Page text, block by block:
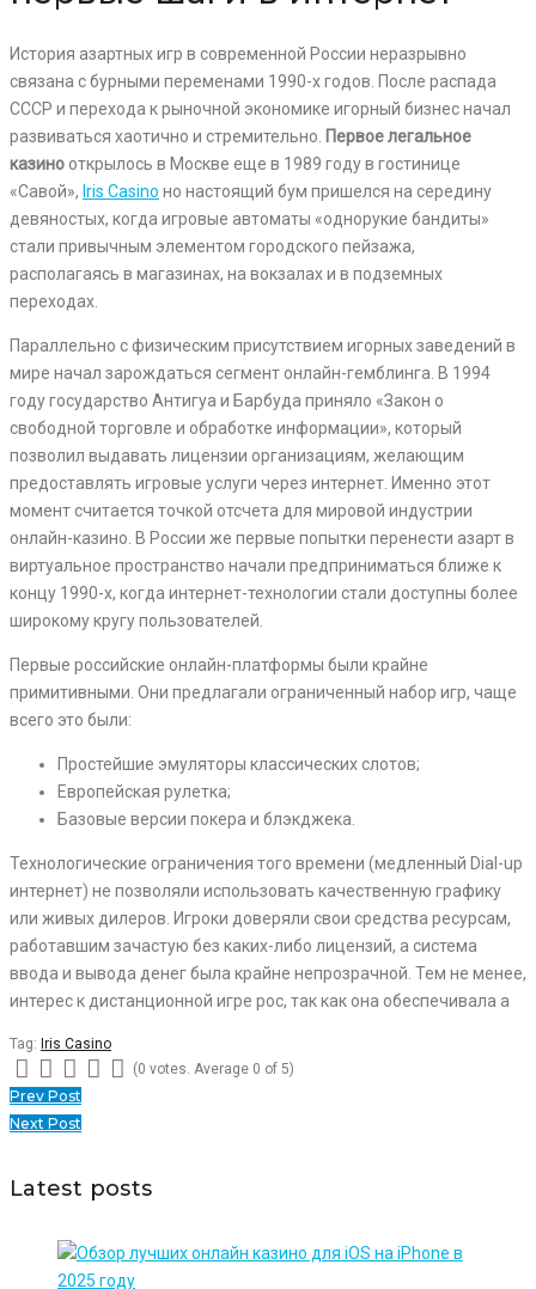
История азартных игр в современной России неразрывно
связана с бурными переменами 1990-х годов. После распада
СССР и перехода к рыночной экономике игорный бизнес начал
развиваться хаотично и стремительно. Первое легальное
казино открылось в Москве еще в 1989 году в гостинице
«Савой», Iris Casino но настоящий бум пришелся на середину
девяностых, когда игровые автоматы «однорукие бандиты»
стали привычным элементом городского пейзажа,
располагаясь в магазинах, на вокзалах и в подземных
переходах.
Параллельно с физическим присутствием игорных заведений в
мире начал зарождаться сегмент онлайн-гемблинга. В 1994
году государство Антигуа и Барбуда приняло «Закон о
свободной торговле и обработке информации», который
позволил выдавать лицензии организациям, желающим
предоставлять игровые услуги через интернет. Именно этот
момент считается точкой отсчета для мировой индустрии
онлайн-казино. В России же первые попытки перенести азарт в
виртуальное пространство начали предприниматься ближе к
концу 1990-х, когда интернет-технологии стали доступны более
широкому кругу пользователей.
Первые российские онлайн-платформы были крайне
примитивными. Они предлагали ограниченный набор игр, чаще
всего это были:
Простейшие эмуляторы классических слотов;
Европейская рулетка;
Базовые версии покера и блэкджека.
Технологические ограничения того времени (медленный Dial-up
интернет) не позволяли использовать качественную графику
или живых дилеров. Игроки доверяли свои средства ресурсам,
работавшим зачастую без каких-либо лицензий, а система
ввода и вывода денег была крайне непрозрачной. Тем не менее,
интерес к дистанционной игре рос, так как она обеспечивала а
Tag: Iris Casino
3
2
1
(0 votes. Average 0 of 5)
Navegação
de
artigos
Prev Post
Next Post
Latest posts